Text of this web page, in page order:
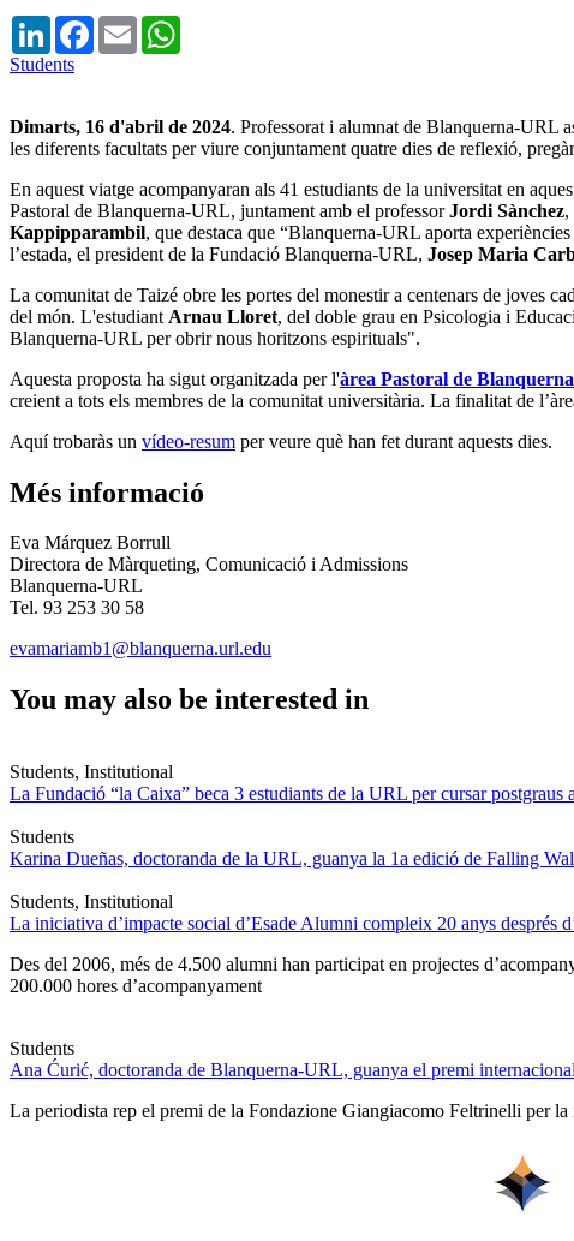
LinkedInFacebook
Email
Students
Dimarts, 16 d'abril de 2024. Professorat i alumnat de Blanquerna-URL
les diferents facultats per viure conjuntament quatre dies de reflexió,
En aquest viatge acompanyaran als 41 estudiants de la universitat en
Pastoral de Blanquerna-URL, juntament amb el professorJordi Sànchez,
Kappipparambil, que destaca que “Blanquerna-URL aporta
l’estada, el president de la Fundació Blanquerna-URL, Josep Maria
La comunitat de Taizé obre les portes del monestir a centenars de joves
del món. L'estudiant Arnau Lloret, del doble grau en Psicologia i
Blanquerna-URL per obrir nous horitzons espirituals".
Aquesta proposta ha sigut organitzada per l'àrea Pastoral de
creient a tots els membres de la comunitat universitària. La finalitat de
Aquí trobaràs un vídeo-resum per veure què han fet durant aquests dies.
Més informació
Eva Márquez Borrull
Directora de Màrqueting, Comunicació i Admissions
Blanquerna-URL
Tel. 93 253 30 58
evamariamb1@blanquerna.url.edu
You may also be interested in
Students, Institutional
La Fundació “la Caixa” beca 3 estudiants de la URL per cursar postgraus
Students
Karina Dueñas, doctoranda de la URL, guanya la 1a edició de Falling
Students, Institutional
La iniciativa d’impacte social d’Esade Alumni compleix 20 anys després
Des del 2006, més de 4.500 alumni han participat en projectes
200.000 hores d’acompanyament
Students
Ana Ćurić, doctoranda de Blanquerna-URL, guanya el premi
La periodista rep el premi de la Fondazione Giangiacomo Feltrinelli per la